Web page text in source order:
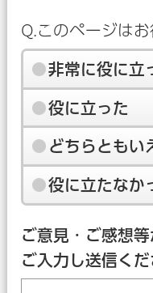
Q.このページは
非常に役に立
役に立った
どちらともい
役に立たなか
ご意見・ご感想
ご入力し送信くだ